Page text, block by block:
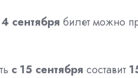
сентября билет можно
с 15 сентября составит